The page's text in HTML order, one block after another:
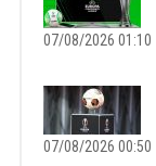
07/08/2026 01:10
07/08/2026 00:50